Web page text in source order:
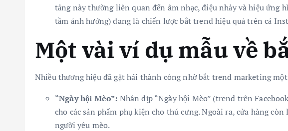
tảng này thường liên quan đến âm nhạc, điệu nhảy và hiệu ứng
tầm ảnh hưởng) đang là chiến lược bắt trend hiệu quả trên cả
Một vài ví dụ mẫu về
Nhiều thương hiệu đã gặt hái thành công nhờ bắt trend marketing
“Ngày hội Mèo”: Nhân dịp “Ngày hội Mèo” (trend trên
cho các sản phẩm phụ kiện cho thú cưng. Ngoài ra, cửa hàng
người yêu mèo.